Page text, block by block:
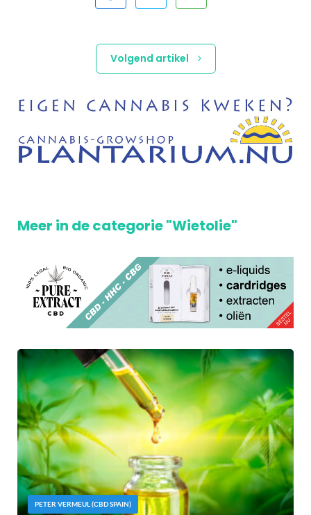
Volgend artikel
Meer in de categorie "Wietolie"
PETER VERMEUL (CBD SPAIN)